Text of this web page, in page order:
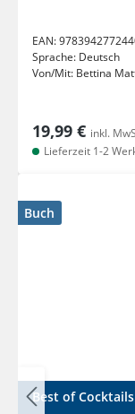
EAN:
Sprache: Deutsch
Von/Mit: Bettina
19,99 € inkl.
Lieferzeit 1-2
Buch
Best of